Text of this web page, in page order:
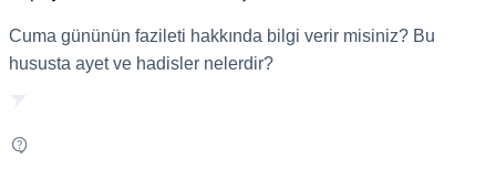
Cuma gününün fazileti hakkında bilgi verir misiniz? Bu
hususta ayet ve hadisler nelerdir?